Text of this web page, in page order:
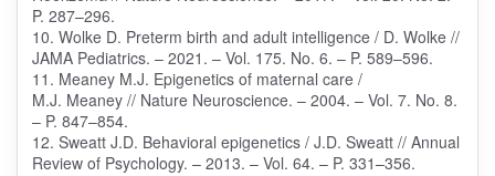
P. 287–296.
10. Wolke D. Preterm birth and adult intelligence / D. Wolke //
JAMA Pediatrics. – 2021. – Vol. 175. No. 6. – P. 589–596.
11. Meaney M.J. Epigenetics of maternal care /
M.J. Meaney // Nature Neuroscience. – 2004. – Vol. 7. No. 8.
– P. 847–854.
12. Sweatt J.D. Behavioral epigenetics / J.D. Sweatt // Annual
Review of Psychology. – 2013. – Vol. 64. – P. 331–356.